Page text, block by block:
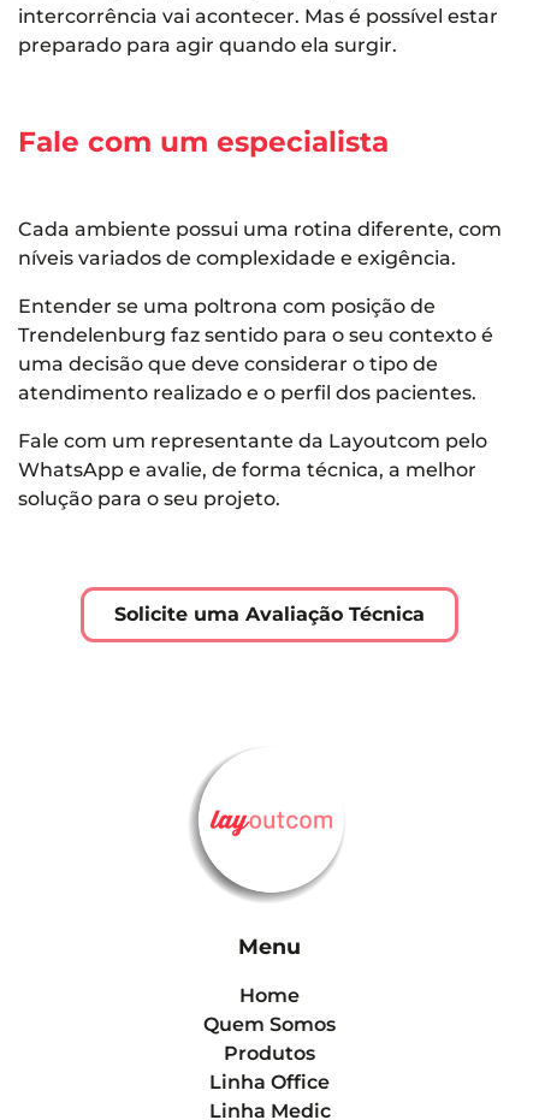
intercorrência vai acontecer. Mas é possível estar
preparado para agir quando ela surgir.
Fale com um especialista
Cada ambiente possui uma rotina diferente, com
níveis variados de complexidade e exigência.
Entender se uma poltrona com posição de
Trendelenburg faz sentido para o seu contexto é
uma decisão que deve considerar o tipo de
atendimento realizado e o perfil dos pacientes.
Fale com um representante da Layoutcom pelo
WhatsApp e avalie, de forma técnica, a melhor
solução para o seu projeto.
Solicite uma Avaliação Técnica
Menu
Home
Quem Somos
Produtos
Linha Office
Linha Medic